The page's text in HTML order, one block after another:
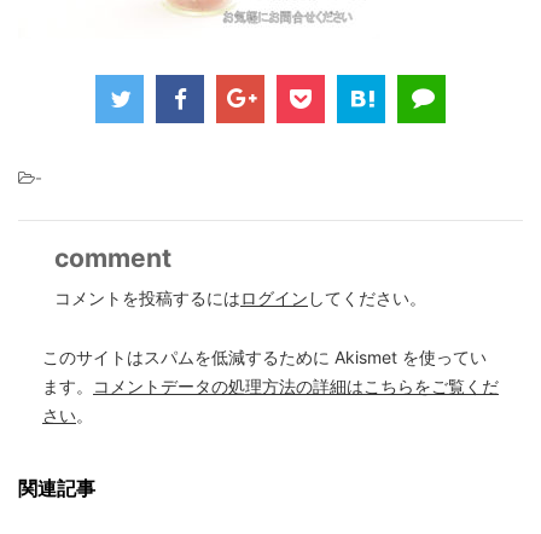
-
comment
コメントを投稿するにはログイン してください。
このサイトはスパムを低減するために Akismet を使ってい
ます。
コメントデータの処理方法の詳細はこちらをご覧くだ
さい。
関連記事